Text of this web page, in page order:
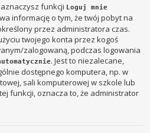
funkcji Loguj mnie
informację o tym, że twój pobyt na
przez administratora czas.
twojego konta przez kogoś
zalogowaną, podczas logowania
. Jest to niezalecane,
dostępnego komputera, np. w
sali komputerowej w szkole lub
funkcji, oznacza to, że administrator